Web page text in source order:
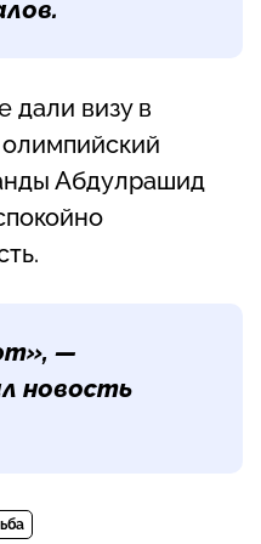
дали визу в
Абдулрашид
—
новость